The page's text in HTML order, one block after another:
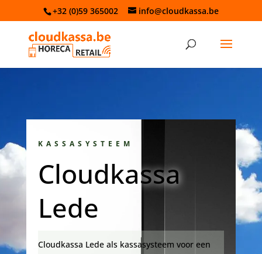
+32 (0)59 365002 info@cloudkassa.be
KASSASYSTEEM
Cloudkassa
Lede
Cloudkassa Lede als kassasysteem voor een